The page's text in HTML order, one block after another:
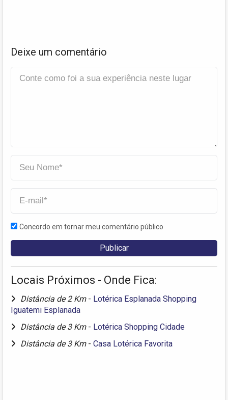
Deixe um comentário
Concordo em tornar meu comentário público
Locais Próximos - Onde Fica:
Distância de 2 Km - Lotérica Esplanada Shopping
Iguatemi Esplanada
Distância de 3 Km - Lotérica Shopping Cidade
Distância de 3 Km - Casa Lotérica Favorita